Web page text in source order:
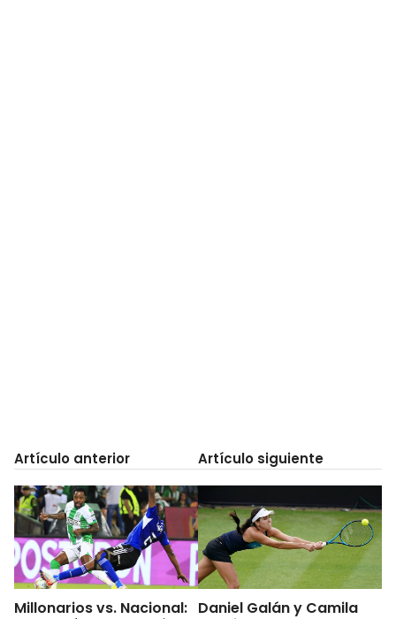
Artículo anterior
Millonarios vs. Nacional:
Artículo siguiente
Daniel Galán y Camila